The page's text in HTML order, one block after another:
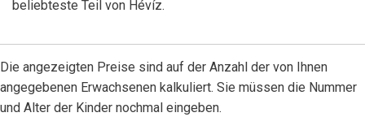
beliebteste Teil von Hévíz.
Die angezeigten Preise sind auf der Anzahl der von Ihnen
angegebenen Erwachsenen kalkuliert. Sie müssen die Nummer
und Alter der Kinder nochmal eingeben.